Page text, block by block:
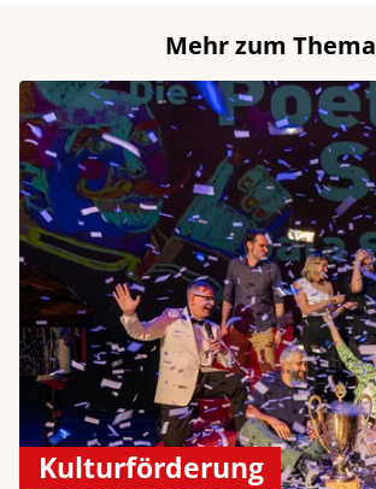
Mehr zum Thema
Kulturförderung